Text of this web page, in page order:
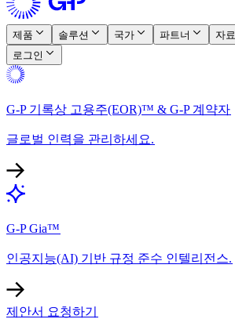
제품​​ 솔루션​​ 국가​​ 파트너​​
자료​​
로그인​​
G-P 기록상 고용주(EOR)™ & G-P 계약자​​
글로벌 인력을 관리하세요.​​
G-P Gia™​​
인공지능(AI) 기반 규정 준수 인텔리전스.​​
제안서 요청하기​​